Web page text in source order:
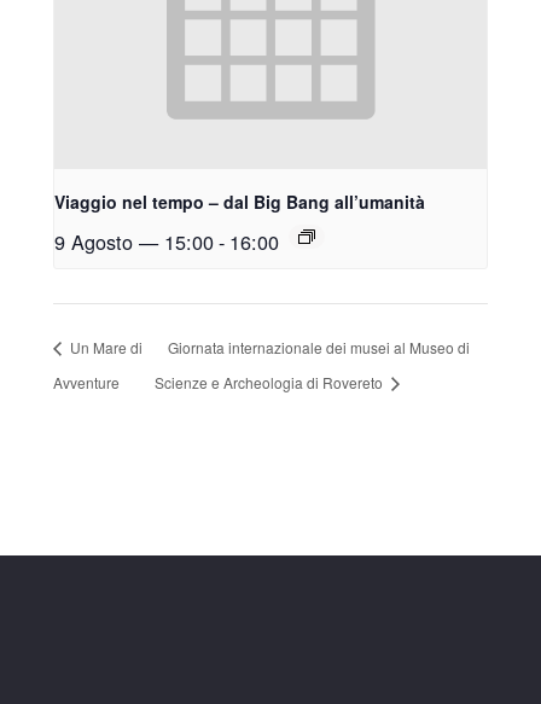
Viaggio nel tempo – dal Big Bang all’umanità
9 Agosto — 15:00- 16:00
Un Mare di
Avventure
Giornata internazionale dei musei al Museo di
Scienze e Archeologia di Rovereto